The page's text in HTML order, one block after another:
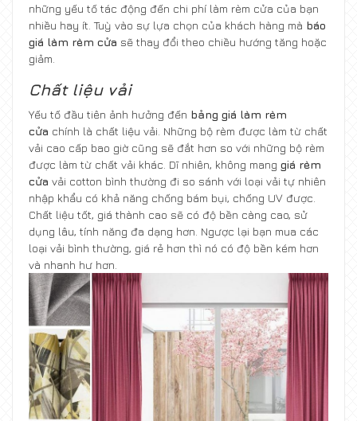
những yếu tố tác động đến chi phí làm rèm cửa của bạn
nhiều hay ít. Tuỳ vào sự lựa chọn của khách hàng mà báo
giá làm rèm cửa sẽ thay đổi theo chiều hướng tăng hoặc
giảm.
Chất liệu vải
Yếu tố đầu tiên ảnh hưởng đến bảng giá làm rèm
cửa chính là chất liệu vải. Những bộ rèm được làm từ chất
vải cao cấp bao giờ cũng sẽ đắt hơn so với những bộ rèm
được làm từ chất vải khác. Dĩ nhiên, không mang giá rèm
cửa vải cotton bình thường đi so sánh với loại vải tự nhiên
nhập khẩu có khả năng chống bám bụi, chống UV được.
Chất liệu tốt, giá thành cao sẽ có độ bền càng cao, sử
dụng lâu, tính năng đa dạng hơn. Ngược lại bạn mua các
loại vải bình thường, giá rẻ hơn thì nó có độ bền kém hơn
và nhanh hư hơn.